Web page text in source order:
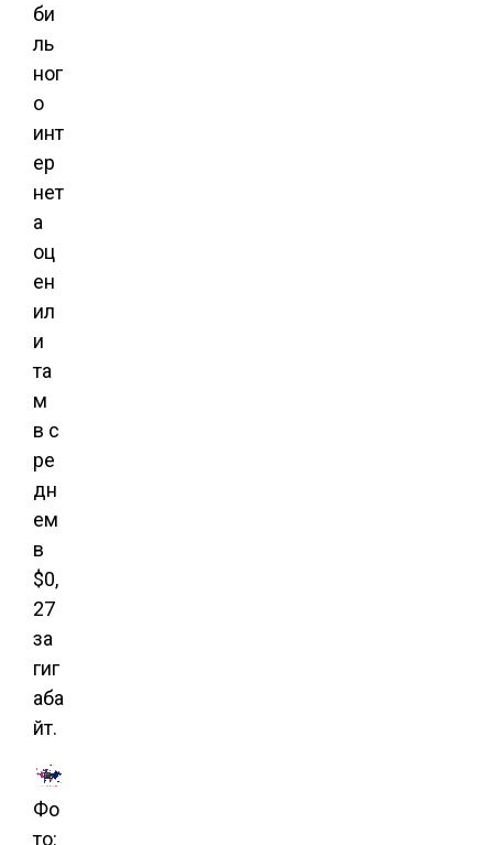
би
ль
ног
о
инт
ер
нет
а
оц
ен
ил
и
та
м
в с
ре
дн
ем
в
$0,
27
за
гиг
аба
йт.
Фо
то: